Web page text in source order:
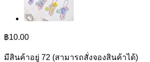
฿10.00
มีสินค้าอยู่ 72 (สามารถสั่งจองสินค้าได้)